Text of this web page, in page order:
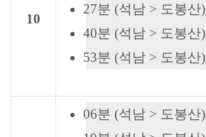
10
27분 (석남 > 도봉산)
40분 (석남 > 도봉산)
53분 (석남 > 도봉산)
06분 (석남 > 도봉산)